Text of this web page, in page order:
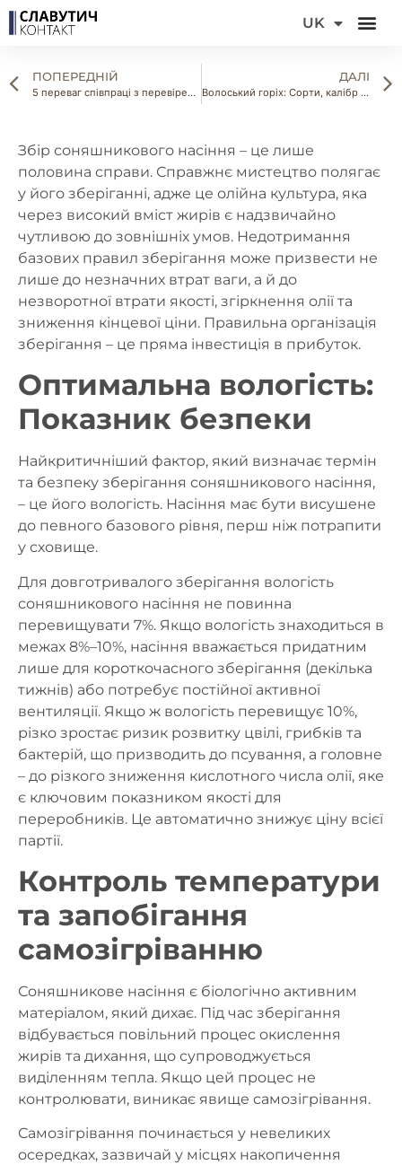
UK
FR
ПОПЕРЕДНІЙ
5 переваг співпраці з перевіреними постачальниками горіхів
ДАЛІ
Волоський горіх: Сорти, калібр та їхнє промислове використання
Збір соняшникового насіння – це лише
половина справи. Справжнє мистецтво полягає
у його зберіганні, адже це олійна культура, яка
через високий вміст жирів є надзвичайно
чутливою до зовнішніх умов. Недотримання
базових правил зберігання може призвести не
лише до незначних втрат ваги, а й до
незворотної втрати якості, згіркнення олії та
зниження кінцевої ціни. Правильна організація
зберігання – це пряма інвестиція в прибуток.
Оптимальна вологість:
Показник безпеки
Найкритичніший фактор, який визначає термін
та безпеку зберігання соняшникового насіння,
– це його вологість. Насіння має бути висушене
до певного базового рівня, перш ніж потрапити
у сховище.
Для довготривалого зберігання вологість
соняшникового насіння не повинна
перевищувати 7%. Якщо вологість знаходиться в
межах 8%–10%, насіння вважається придатним
лише для короткочасного зберігання (декілька
тижнів) або потребує постійної активної
вентиляції. Якщо ж вологість перевищує 10%,
різко зростає ризик розвитку цвілі, грибків та
бактерій, що призводить до псування, а головне
– до різкого зниження кислотного числа олії, яке
є ключовим показником якості для
переробників. Це автоматично знижує ціну всієї
партії.
Контроль температури
та запобігання
самозігріванню
Соняшникове насіння є біологічно активним
матеріалом, який дихає. Під час зберігання
відбувається повільний процес окислення
жирів та дихання, що супроводжується
виділенням тепла. Якщо цей процес не
контролювати, виникає явище самозігрівання.
Самозігрівання починається у невеликих
осередках, зазвичай у місцях накопичення